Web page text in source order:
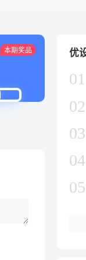
优
01
02
03
04
05
本期奖品